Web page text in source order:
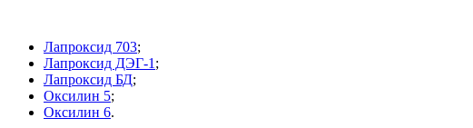
Лапроксид 703;
Лапроксид ДЭГ-1 ;
Лапроксид БД;
Оксилин 5;
Оксилин 6.